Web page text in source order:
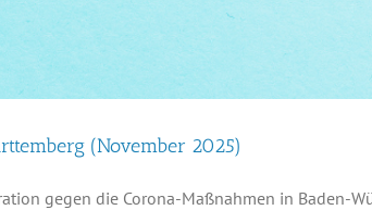
(November 2025)
gegen die Corona-Maßnahmen in Baden-